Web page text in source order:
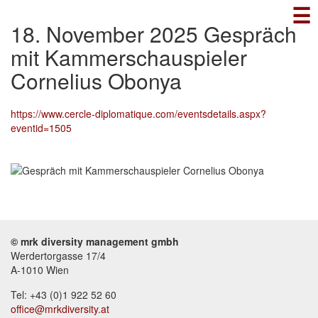
Inhalt
☰
18. November 2025 Gespräch
mit Kammerschauspieler
Cornelius Obonya
https://www.cercle-diplomatique.com/eventsdetails.aspx?
eventid=1505
© mrk diversity management gmbh
Werdertorgasse 17/4
A-1010 Wien
Tel: +43 (0)1 922 52 60
office@mrkdiversity.at